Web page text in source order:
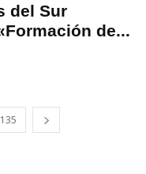
del Sur
de...
135